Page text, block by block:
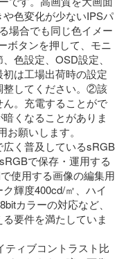
色変化が少ないIPSパ
場合でも同じ色イメー
ボタンを押して、モニ
色設定、OSD設定、
は工場出荷時の設定
整してください。②該
。充電することがで
くなることがありま
願いします。
広く普及しているsRGB
で保存・運用する
使用する画像の編集用
輝度400cd/㎡、ハイ
カラーの対応など、
要件を満たしていま
ティブコントラスト比